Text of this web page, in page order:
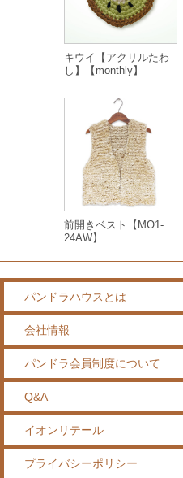
キウイ【アクリルたわ
し】【monthly】
前開きベスト【MO1-
24AW】
パンドラハウスとは
会社情報
パンドラ会員制度について
Q&A
イオンリテール
プライバシーポリシー